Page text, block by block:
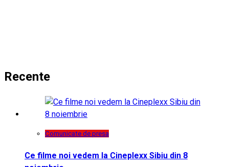
Recente
Comunicate de presa
Ce filme noi vedem la Cineplexx Sibiu din 8